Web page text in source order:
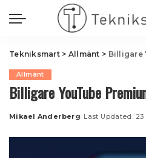
Tekniksmart> Allmänt > Billigare
Allmänt
Billigare YouTube
Posted
Mikael Anderberg Last Updated: